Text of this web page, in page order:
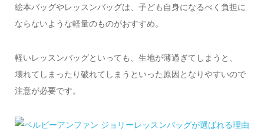
絵本バッグやレッスンバッグは、子ども自身になるべく負担に
ならないような軽量のものがおすすめ。
軽いレッスンバッグといっても、生地が薄過ぎてしまうと、
壊れてしまったり破れてしまうといった原因となりやすいので
注意が必要です。